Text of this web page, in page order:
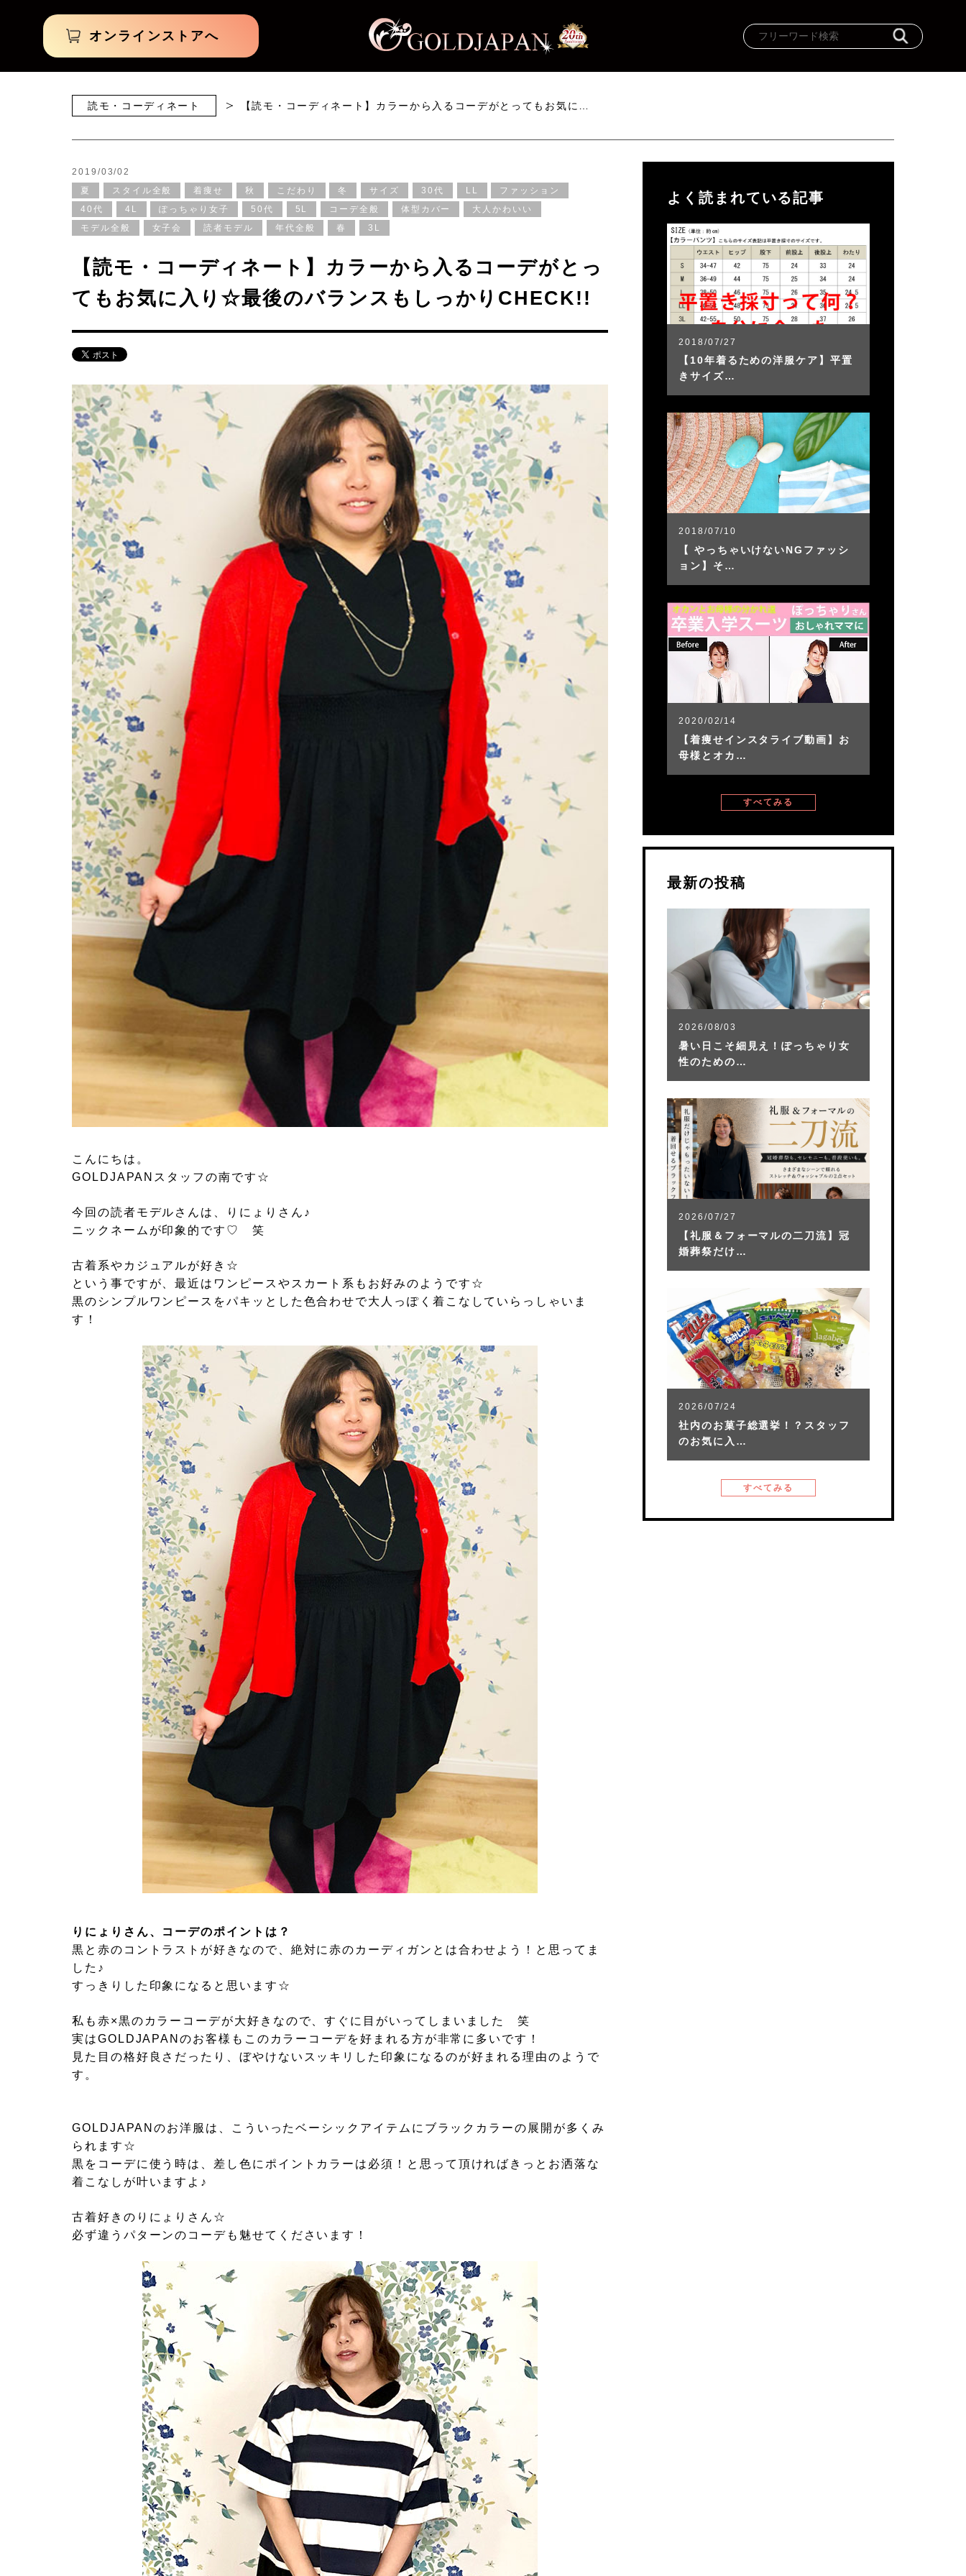
オンラインストアへ
読モ・コーディネート 【読モ・コーディネート】カラーから入るコーデがとってもお気に…
2019/03/02
夏
スタイル全般 着痩せ 秋 こだわり 冬 サイズ 30代 LL
ファッション
40代
4L ぽっちゃり女子 50代 5L コーデ全般 体型カバー
大人かわいい
モデル全般
女子会 読者モデル 年代全般 春 3L
【読モ・コーディネート】カラーから入るコーデがとっ
てもお気に入り☆最後のバランスもしっかりCHECK!!
こんにちは。
GOLDJAPANスタッフの南です☆
今回の読者モデルさんは、りにょりさん♪
ニックネームが印象的です♡ 笑
古着系やカジュアルが好き☆
という事ですが、最近はワンピースやスカート系もお好みのようです☆
黒のシンプルワンピースをパキッとした色合わせで大人っぽく着こなしていらっしゃいま
す！
りにょりさん、コーデのポイントは？
黒と赤のコントラストが好きなので、絶対に赤のカーディガンとは合わせよう！と思ってま
した♪
すっきりした印象になると思います☆
私も赤×黒のカラーコーデが大好きなので、すぐに目がいってしまいました 笑
実はGOLDJAPANのお客様もこのカラーコーデを好まれる方が非常に多いです！
見た目の格好良さだったり、ぼやけないスッキリした印象になるのが好まれる理由のようで
す。
GOLDJAPANのお洋服は、こういったベーシックアイテムにブラックカラーの展開が多くみ
られます☆
黒をコーデに使う時は、差し色にポイントカラーは必須！と思って頂ければきっとお洒落な
着こなしが叶いますよ♪
古着好きのりにょりさん☆
必ず違うパターンのコーデも魅せてくださいます！
よく読まれている記事
2018/07/27
【10年着るための洋服ケア】平置
きサイズ…
2018/07/10
【 やっちゃいけないNGファッシ
ョン】そ…
2020/02/14
【着痩せインスタライブ動画】お
母様とオカ…
すべてみる
最新の投稿
2026/08/03
暑い日こそ細見え！ぽっちゃり女
性のための…
2026/07/27
【礼服＆フォーマルの二刀流】冠
婚葬祭だけ…
2026/07/24
社内のお菓子総選挙！？スタッフ
のお気に入…
すべてみる